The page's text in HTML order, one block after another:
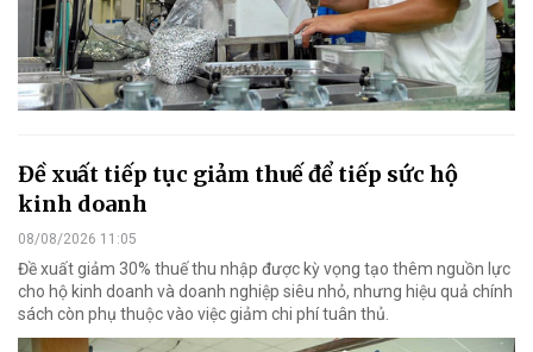
Đề xuất tiếp tục giảm thuế để tiếp sức hộ
kinh doanh
08/08/2026 11:05
Đề xuất giảm 30% thuế thu nhập được kỳ vọng tạo thêm nguồn lực
cho hộ kinh doanh và doanh nghiệp siêu nhỏ, nhưng hiệu quả chính
sách còn phụ thuộc vào việc giảm chi phí tuân thủ.